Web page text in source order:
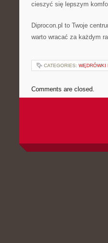
cieszyć się lepszym
Diprocon.pl to Twoje
warto wracać za każdym
CATEGORIES: WĘDRÓWKI
Comments are closed.